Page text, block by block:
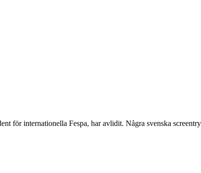
för internationella Fespa, har avlidit. Några svenska